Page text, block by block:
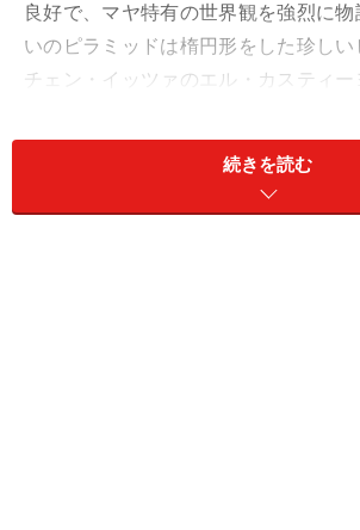
良好で、マヤ特有の世界観を強烈に
いのピラミッドは楕円形をした珍し
チェン・イッツァのエル・カスティ
今回はマヤ文明の全盛期をリードした
産「古代都市ウシュマル」を紹介する
続きを読む